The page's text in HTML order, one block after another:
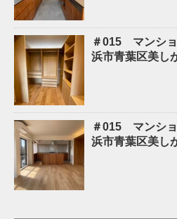
＃015 マンシ
浜市青葉区美し
＃015 マンシ
浜市青葉区美し